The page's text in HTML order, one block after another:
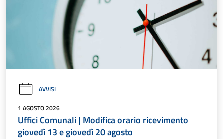
AVVISI
1 AGOSTO 2026
Uffici Comunali | Modifica orario ricevimento
giovedì 13 e giovedì 20 agosto